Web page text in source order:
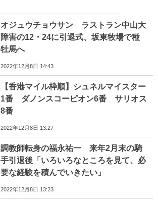
オジュウチョウサン ラストラン中山大
障害の12・24に引退式、坂東牧場で種
牡馬へ
2022年12月8日 14:43
【香港マイル枠順】シュネルマイスター
1番 ダノンスコーピオン6番 サリオス
8番
2022年12月8日 13:27
調教師転身の福永祐一 来年2月末の騎
手引退後「いろいろなところを見て、必
要な経験を積んでいきたい」
2022年12月8日 13:23